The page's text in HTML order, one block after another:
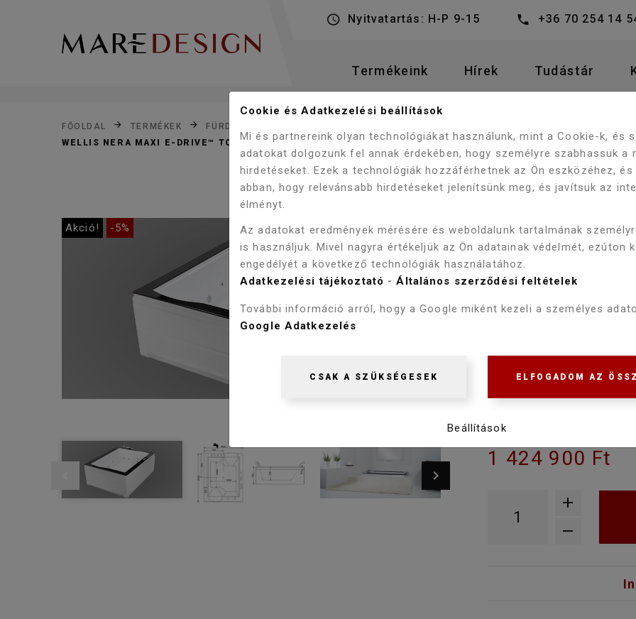
Nyitvatartás: H-P 9-15 +36 70 254 14
Termékeink Hírek Tudástár
FŐOLDAL TERMÉKEK FÜRDŐSZOBA
WELLIS NERA MAXI E-DRIVE™ TOUCH 185X150 CM HIDROMASSZÁZS KÁD CSAPTELEP NÉLKÜL WK00009-6
Akció! -5%
WELLIS
TOUCH
6
Gyártásra rendelhető, a
1 424 900 Ft
Cookie és Adatkezelési beállítások
Mi és partnereink olyan technológiákat használunk, mint a Cookie-k, és
adatokat dolgozunk fel annak érdekében, hogy személyre szabhassuk a
hirdetéseket. Ezek a technológiák hozzáférhetnek az Ön eszközéhez,
abban, hogy relevánsabb hirdetéseket jelenítsünk meg, és javítsuk az
élményt.
Az adatokat eredmények mérésére és weboldalunk tartalmának
is használjuk. Mivel nagyra értékeljük az Ön adatainak védelmét, ezúton
engedélyét a következő technológiák használatához.
Adatkezelési tájékoztató -Általános szerződési feltételek
További információ arról, hogy a Google miként kezeli a személyes
Google Adatkezelés
CSAK A SZÜKSÉGESEK ELFOGADOM AZ
Beállítások